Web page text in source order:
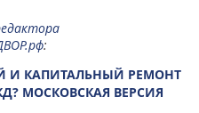
:
И КАПИТАЛЬНЫЙ РЕМОНТ
МОСКОВСКАЯ ВЕРСИЯ